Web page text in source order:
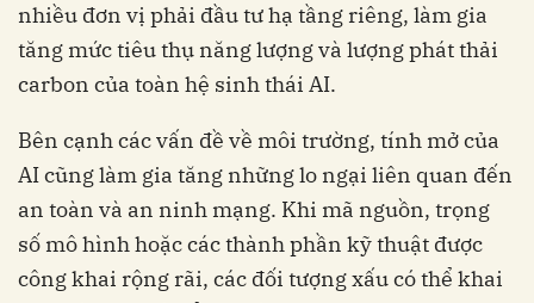
nhiều đơn vị phải đầu tư hạ tầng riêng, làm gia
tăng mức tiêu thụ năng lượng và lượng phát thải
carbon của toàn hệ sinh thái AI.
Bên cạnh các vấn đề về môi trường, tính mở của
AI cũng làm gia tăng những lo ngại liên quan đến
an toàn và an ninh mạng. Khi mã nguồn, trọng
số mô hình hoặc các thành phần kỹ thuật được
công khai rộng rãi, các đối tượng xấu có thể khai